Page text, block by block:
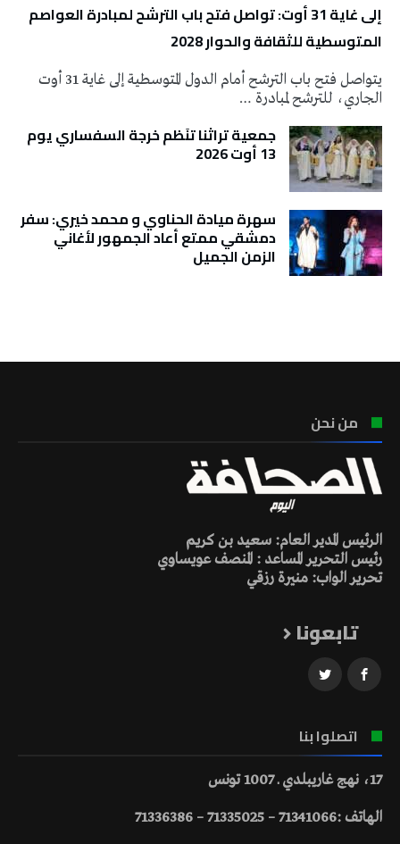
إلى غاية 31 أوت: تواصل فتح باب الترشح لمبادرة العواصم
المتوسطية للثقافة والحوار 2028
يتواصل فتح باب الترشح أمام الدول المتوسطية إلى غاية 31 أوت
الجاري، للترشح لمبادرة …
جمعية تراثنا تنَظم خرجة السفساري يوم
13 أوت 2026
سهرة ميادة الحناوي و محمد خيري: سفر
دمشقي ممتع أعاد الجمهور لأغاني
الزمن الجميل
من نحن
الرئيس المدير العام: سعيد بن كريم
رئيس التحرير المساعد : المنصف عويساوي
تحرير الواب: منيرة رزقي
تابعونا
اتصلوا بنا
17، نهج غاريبلدي ـ 1007 تونس
الهاتف :71341066 – 71335025 – 71336386